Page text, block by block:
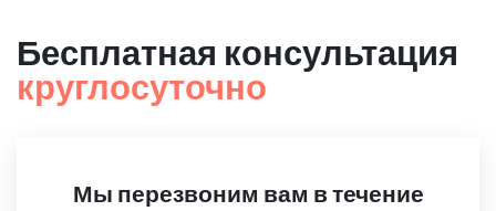
Бесплатная консультация
круглосуточно
Мы перезвоним вам в течение